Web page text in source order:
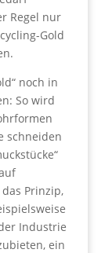
Regel nur
Gold
noch in
So wird
schneiden
Prinzip,
Industrie
ein